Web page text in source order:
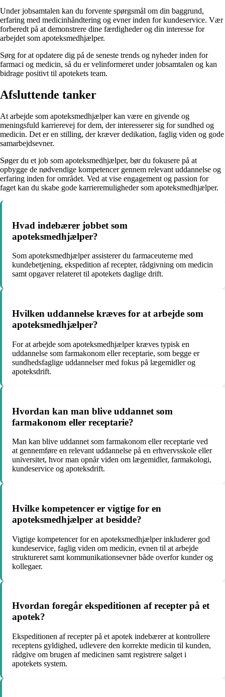
Under jobsamtalen kan du forvente spørgsmål om din baggrund,
erfaring med medicinhåndtering og evner inden for kundeservice. Vær
forberedt på at demonstrere dine færdigheder og din interesse for
arbejdet som apoteksmedhjælper.
Sørg for at opdatere dig på de seneste trends og nyheder inden for
farmaci og medicin, så du er velinformeret under jobsamtalen og kan
bidrage positivt til apotekets team.
Afsluttende tanker
At arbejde som apoteksmedhjælper kan være en givende og
meningsfuld karrierevej for dem, der interesserer sig for sundhed og
medicin. Det er en stilling, der kræver dedikation, faglig viden og gode
samarbejdsevner.
Søger du et job som apoteksmedhjælper, bør du fokusere på at
opbygge de nødvendige kompetencer gennem relevant uddannelse og
erfaring inden for området. Ved at vise engagement og passion for
faget kan du skabe gode karrieremuligheder som apoteksmedhjælper.
Hvad indebærer jobbet som
apoteksmedhjælper?
Som apoteksmedhjælper assisterer du farmaceuterne med
kundebetjening, ekspedition af recepter, rådgivning om medicin
samt opgaver relateret til apotekets daglige drift.
Hvilken uddannelse kræves for at arbejde som
apoteksmedhjælper?
For at arbejde som apoteksmedhjælper kræves typisk en
uddannelse som farmakonom eller receptarie, som begge er
sundhedsfaglige uddannelser med fokus på lægemidler og
apoteksdrift.
Hvordan kan man blive uddannet som
farmakonom eller receptarie?
Man kan blive uddannet som farmakonom eller receptarie ved
at gennemføre en relevant uddannelse på en erhvervsskole eller
universitet, hvor man opnår viden om lægemidler, farmakologi,
kundeservice og apoteksdrift.
Hvilke kompetencer er vigtige for en
apoteksmedhjælper at besidde?
Vigtige kompetencer for en apoteksmedhjælper inkluderer god
kundeservice, faglig viden om medicin, evnen til at arbejde
struktureret samt kommunikationsevner både overfor kunder og
kollegaer.
Hvordan foregår ekspeditionen af recepter på et
apotek?
Ekspeditionen af recepter på et apotek indebærer at kontrollere
receptens gyldighed, udlevere den korrekte medicin til kunden,
rådgive om brugen af medicinen samt registrere salget i
apotekets system.